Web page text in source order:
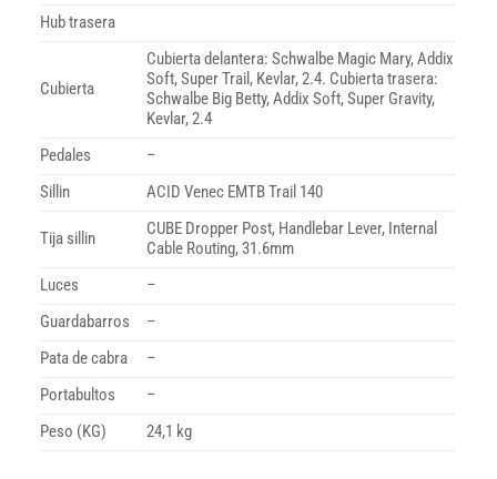
Hub trasera
Cubierta
Cubierta delantera: Schwalbe Magic Mary, Addix
Soft, Super Trail, Kevlar, 2.4. Cubierta trasera:
Schwalbe Big Betty, Addix Soft, Super Gravity,
Kevlar, 2.4
Pedales
–
Sillin
ACID Venec EMTB Trail 140
Tija sillin
CUBE Dropper Post, Handlebar Lever, Internal
Cable Routing, 31.6mm
Luces
–
Guardabarros
–
Pata de cabra
–
Portabultos
–
Peso (KG)
24,1 kg